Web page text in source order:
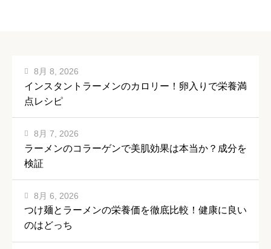
インスタントラーメンのカロリー！卵入りで栄養満
点レシピ
8月 8, 2026
ラーメンのコラーゲンで美肌効果は本当か？成分を
検証
8月 7, 2026
つけ麺とラーメンの栄養価を徹底比較！健康に良い
のはどっち
8月 6, 2026